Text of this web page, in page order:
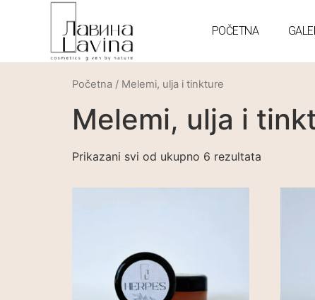
POČETNA
Početna / Melemi, ulja i tinkture
Melemi, ulja i
Prikazani svi od ukupno 6 rezultata